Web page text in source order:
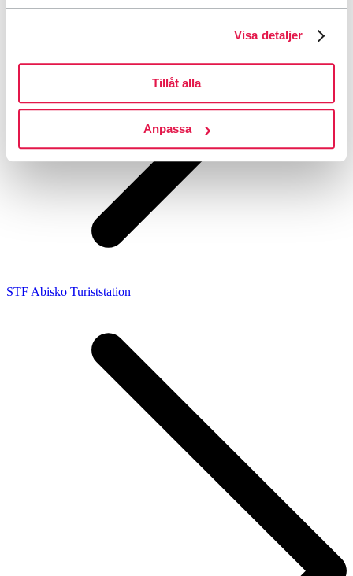
Visa detaljer
Tillåt alla
Anpassa
STF Abisko Turiststation